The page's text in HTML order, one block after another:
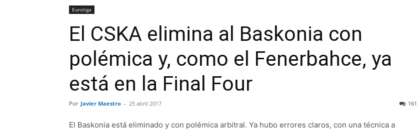
Euroliga
El CSKA elimina al Baskonia con
polémica y, como el Fenerbahce, ya
está en la Final Four
Por Javier Maestro - 25 abril 2017 161
El Baskonia está eliminado y con polémica arbitral. Ya hubo errores claros, con una técnica a